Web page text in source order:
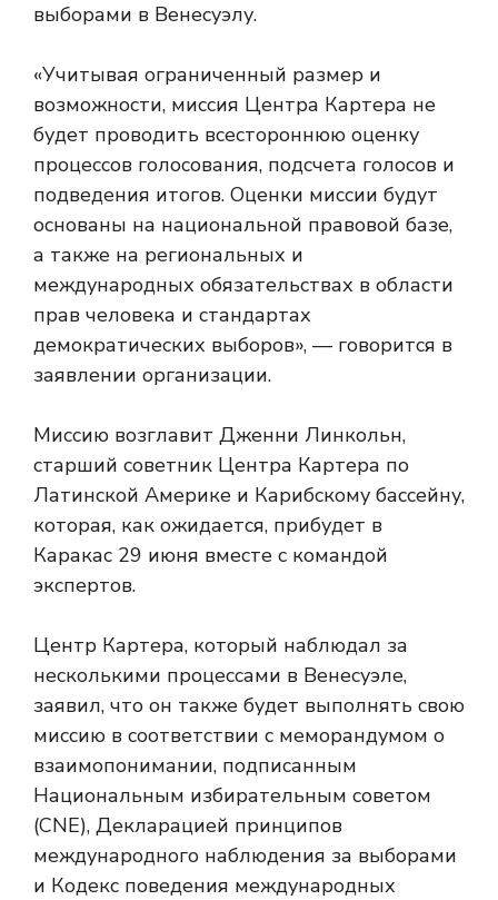
выборами в Венесуэлу.
«Учитывая ограниченный размер и
возможности, миссия Центра Картера не
будет проводить всестороннюю оценку
процессов голосования, подсчета голосов и
подведения итогов. Оценки миссии будут
основаны на национальной правовой базе,
а также на региональных и
международных обязательствах в области
прав человека и стандартах
демократических выборов», — говорится в
заявлении организации.
Миссию возглавит Дженни Линкольн,
старший советник Центра Картера по
Латинской Америке и Карибскому бассейну,
которая, как ожидается, прибудет в
Каракас 29 июня вместе с командой
экспертов.
Центр Картера, который наблюдал за
несколькими процессами в Венесуэле,
заявил, что он также будет выполнять свою
миссию в соответствии с меморандумом о
взаимопонимании, подписанным
Национальным избирательным советом
(CNE), Декларацией принципов
международного наблюдения за выборами
и Кодекс поведения международных